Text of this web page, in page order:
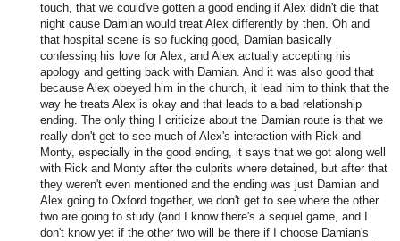
touch, that we could've gotten a good ending if Alex didn't die that
night cause Damian would treat Alex differently by then. Oh and
that hospital scene is so fucking good, Damian basically
confessing his love for Alex, and Alex actually accepting his
apology and getting back with Damian. And it was also good that
because Alex obeyed him in the church, it lead him to think that the
way he treats Alex is okay and that leads to a bad relationship
ending. The only thing I criticize about the Damian route is that we
really don't get to see much of Alex's interaction with Rick and
Monty, especially in the good ending, it says that we got along well
with Rick and Monty after the culprits where detained, but after that
they weren't even mentioned and the ending was just Damian and
Alex going to Oxford together, we don't get to see where the other
two are going to study (and I know there's a sequel game, and I
don't know yet if the other two will be there if I choose Damian's